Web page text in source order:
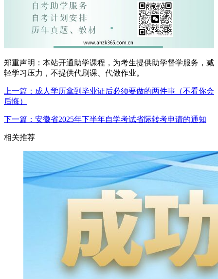
郑重声明：本站开通助学课程，为考生提供助学督学服务，减
轻学习压力，不提供代刷课、代做作业。
上一篇：成人学历拿到毕业证后必须要做的两件事（不看你会
后悔）
下一篇：安徽省2025年下半年自学考试省际转考申请的通知
相关推荐